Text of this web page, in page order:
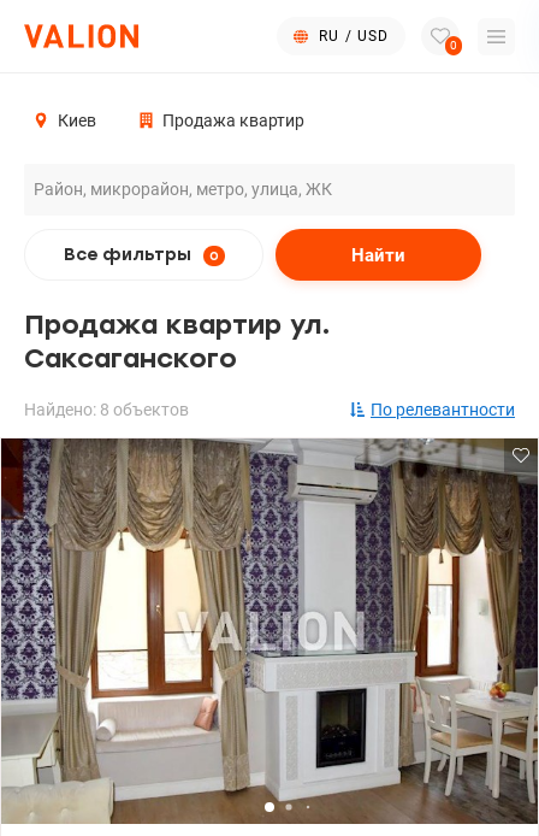
RU / USD
0
Киев Продажа квартир
Все фильтры 0 Найти
Продажа квартир ул.
Саксаганского
Найдено: 8 объектов По релевантности